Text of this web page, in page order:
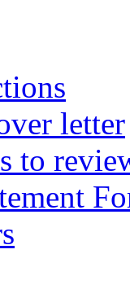
letter
to